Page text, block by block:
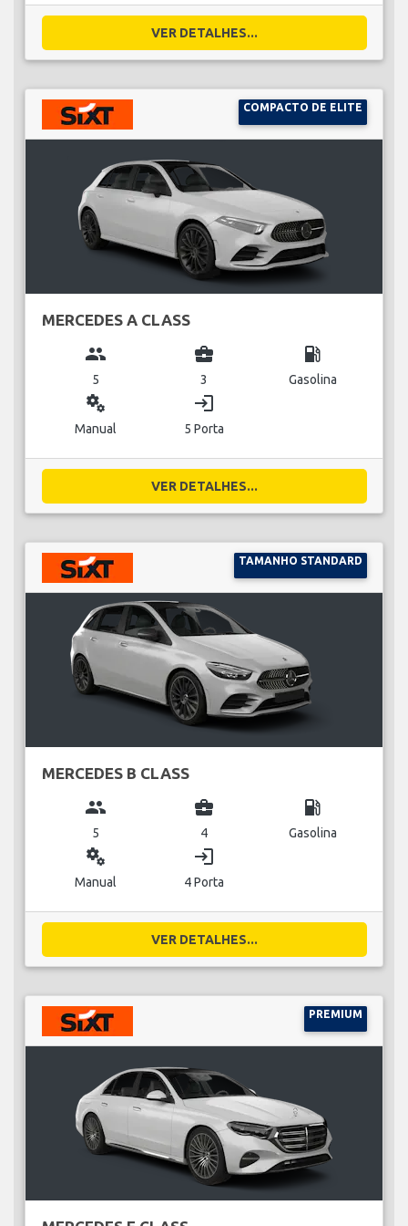
VER DETALHES...
COMPACTO DE ELITE
MERCEDES A CLASS
group
5
business_center
3
local_gas_station
Gasolina
miscellaneous_services
Manual
login
5 Porta
VER DETALHES...
TAMANHO STANDARD
MERCEDES B CLASS
group
5
business_center
4
local_gas_station
Gasolina
miscellaneous_services
Manual
login
4 Porta
VER DETALHES...
PREMIUM